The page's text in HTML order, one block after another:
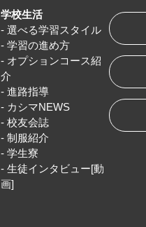
学校生活
選べる学習スタイル
学習の進め方
オプションコース紹
介
進路指導
カシマNEWS
校友会誌
制服紹介
学生寮
生徒インタビュー[動
画]